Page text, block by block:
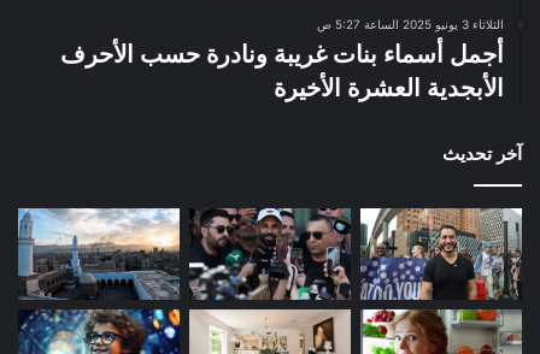
الثلاثاء 3 يونيو 2025 الساعة 5:27 ص
أجمل أسماء بنات غريبة ونادرة حسب الأحرف
الأبجدية العشرة الأخيرة
آخر تحديث